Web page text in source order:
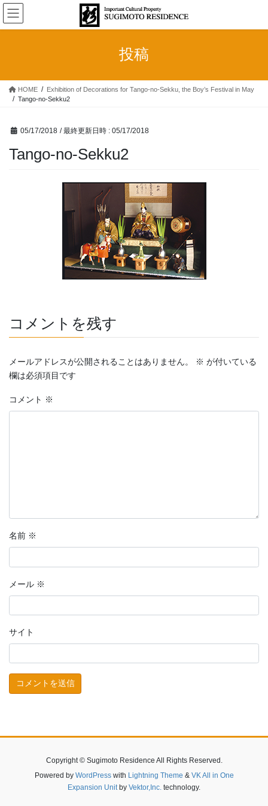
コ
ン
テ
ス
ナ
ビ
ゲ
ン
投稿
HOME
Exhibition of Decorations for Tango-no-Sekku, the Boy’s Festival in May
Tango-no-Sekku2
05/17/2018 / 最終更新日時 : 05/17/2018
Tango-no-Sekku2
コメントを残す
メールアドレスが公開されることはありません。 ※ が付いている
欄は必須項目です
コメント ※
名前 ※
メール ※
サイト
Copyright © Sugimoto Residence All Rights Reserved.
Powered by WordPresswith Lightning Theme & VK All in One
Expansion Unit by Vektor,Inc. technology.